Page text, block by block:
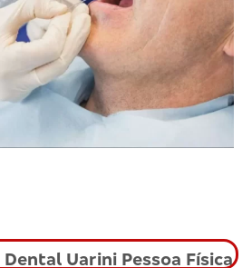
Uarini Pessoa Física